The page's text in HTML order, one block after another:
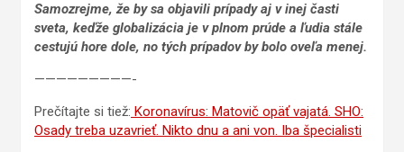
Samozrejme, že by sa objavili prípady aj v inej časti
sveta, keďže globalizácia je v plnom prúde a ľudia stále
cestujú hore dole, no tých prípadov by bolo oveľa menej.
—————————-
Prečítajte si tiež: Koronavírus: Matovič opäť vajatá. SHO:
Osady treba uzavrieť. Nikto dnu a ani von. Iba špecialisti